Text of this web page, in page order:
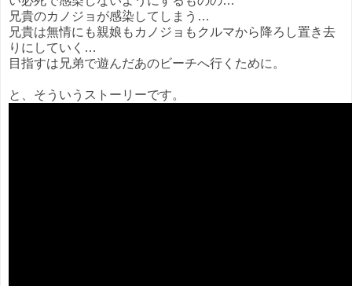
兄貴のカノジョが感染してしまう…
兄貴は無情にも親娘もカノジョもクルマから降ろし置き去
りにしていく…
目指すは兄弟で遊んだあのビーチへ行くために。
と、そういうストーリーです。